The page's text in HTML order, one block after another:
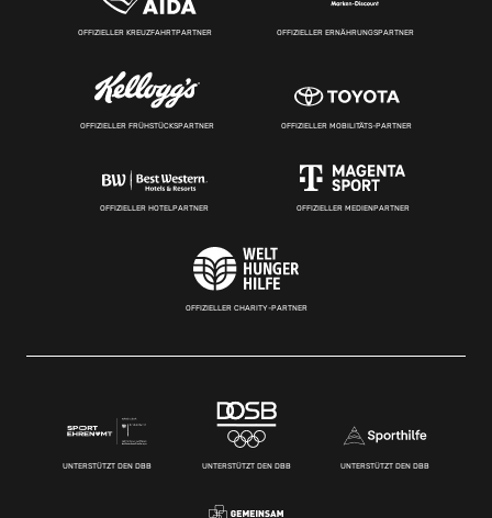
OFFIZIELLER KREUZFAHRTPARTNER OFFIZIELLER ERNÄHRUNGSPARTNER
OFFIZIELLER FRÜHSTÜCKSPARTNER OFFIZIELLER MOBILITÄTS-PARTNER
OFFIZIELLER HOTELPARTNER OFFIZIELLER MEDIENPARTNER
OFFIZIELLER CHARITY-PARTNER
UNTERSTÜTZT DEN DBB UNTERSTÜTZT DEN DBB UNTERSTÜTZT DEN DBB